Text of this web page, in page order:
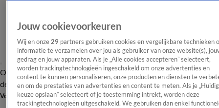
OverzichtAfleveringen Entertainment TV Algemeen
Tip
de redactieNieuwsbrief
Volg Shownieuws
Jouw cookievoorkeuren
Wij en onze 29 partners gebruiken cookies en vergelijkbare technieken
informatie te verzamelen over jou als gebruiker van onze website(s),
gedrag en jouw apparaten. Als je „Alle cookies accepteren” selecteert,
worden trackingtechnologieën ingeschakeld om onze advertenties en
content te kunnen personaliseren, onze producten en diensten te
en om de prestaties van advertenties en content te meten. Als je
keuze opslaan” selecteert of je toestemming intrekt, worden deze
trackingtechnologieën uitgeschakeld. We gebruiken dan enkel